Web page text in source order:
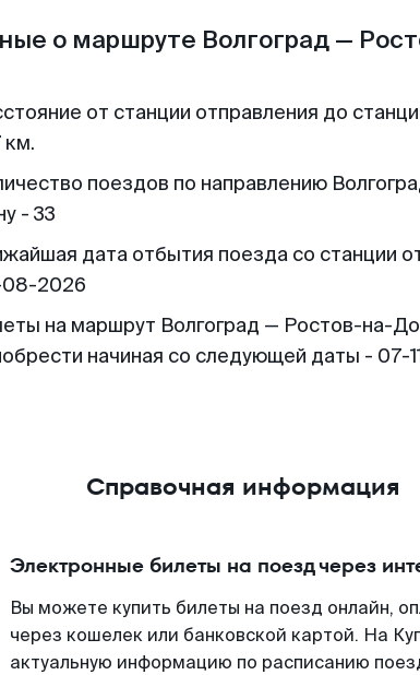
о маршруте Волгоград —
от станции отправления до
км.
поездов по направлению
- 33
дата отбытия поезда со станции
2026
на маршрут Волгоград — Ростов-на-
начиная со следующей даты - 07-
Справочная информация
Электронные билеты на поезд через
Вы можете купить билеты на поезд онлайн,
через кошелек или банковской картой. На
актуальную информацию по расписанию